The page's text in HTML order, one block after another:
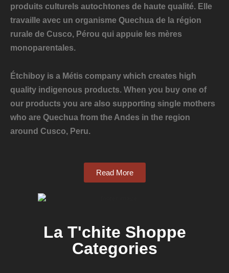
produits culturels autochtones de haute qualité. Elle
travaille avec un organisme Quechua de la région
rurale de Cusco, Pérou qui appuie les mères
monoparentales.
Étchiboy is a Métis company which creates high
quality indigenous products. When you buy one of
our products you are also supporting single mothers
who are Quechua from the Andes in the region
around Cusco, Peru.
Read More
La T'chite Shoppe
Categories​